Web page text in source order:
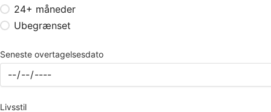
24+ måneder
Ubegrænset
Seneste overtagelsesdato
Livsstil